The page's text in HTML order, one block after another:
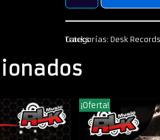
Categorías: Desk
Tracks
¡Oferta!